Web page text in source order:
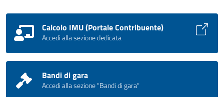
Calcolo IMU (Portale Contribuente)
Accedi alla sezione dedicata
Bandi di gara
Accedi alla sezione "Bandi di gara"